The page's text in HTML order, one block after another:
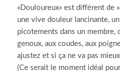
«Douloureux» est différent de
une vive douleur lancinante,
picotements dans un membre,
genoux, aux coudes, aux
ajustez et si ça ne va pas
(Ce serait le moment idéal